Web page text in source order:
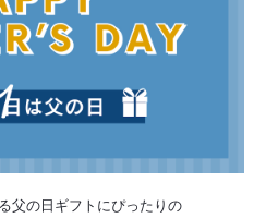
父の日ギフトにぴったりの